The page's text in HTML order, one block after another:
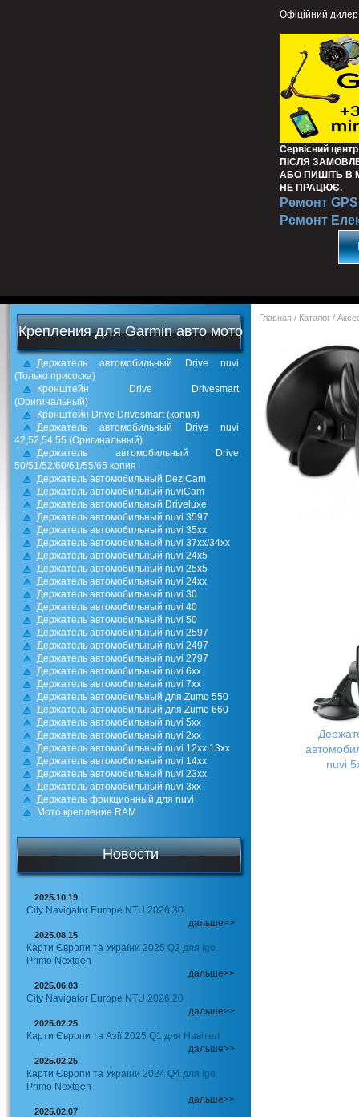
Офіційний дилер
Сервісний
ПІСЛЯ
АБО ПИШІТЬ В
НЕ ПРАЦЮЄ.
Ремонт GPS
Ремонт
Крепления для Garmin авто мото
Держатель автомобильный Drive nuvi
(Только присоска)
Кронштейн Drive Drivesmart
(Оригинальный)
Кронштейн Drive Drivesmart (копия)
Держатель автомобильный Drive nuvi
42,52,54,55 (Оригинальный)
Держатель автомобильный Drive
50/51/52/60/61/55/65 копия
Держатель автомобильный DezlCam
Держатель автомобильный nuviCam
Держатель автомобильный Driveluxe
Держатель автомобильный nuvi 3597
Держатель автомобильный nuvi 35xx
Держатель автомобильный nuvi 37xx/34хх
Держатель автомобильный nuvi 24х5
Держатель автомобильный nuvi 25x5
Держатель автомобильный nuvi 24xx
Держатель автомобильный nuvi 30
Держатель автомобильный nuvi 40
Держатель автомобильный nuvi 50
Держатель автомобильный nuvi 2597
Держатель автомобильный nuvi 2497
Держатель автомобильный nuvi 2797
Держатель автомобильный nuvi 6xx
Держатель автомобильный nuvi 7xx
Держатель автомобильный для Zumo 550
Держатель автомобильный для Zumo 660
Держатель автомобильный nuvi 5xx
Держатель автомобильный nuvi 2xx
Держатель автомобильный nuvi 12xx 13xx
Держатель автомобильный nuvi 14xx
Держатель автомобильный nuvi 23xx
Держатель автомобильный nuvi 3xx
Держатель фрикционный для nuvi
Мото крепление RAM
Новости
2025.10.19
City Navigator Europe NTU 2026.30
дальше>>
2025.08.15
Карти Європи та України 2025 Q2 для Igo
Primo Nextgen
дальше>>
2025.06.03
City Navigator Europe NTU 2026.20
дальше>>
2025.02.25
Карти Європи та Азії 2025 Q1 для Навітел
дальше>>
2025.02.25
Карти Європи та України 2024 Q4 для Igo
Primo Nextgen
дальше>>
2025.02.07
Главная / Каталог /
nuvi